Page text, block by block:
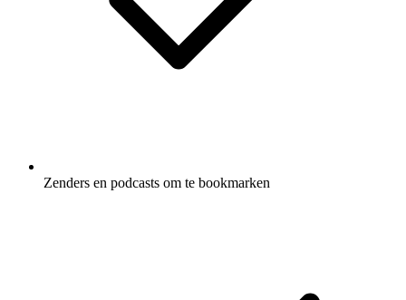
Zenders en podcasts om te bookmarken